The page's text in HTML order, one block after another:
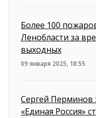
Более 100
Ленобласти за
выходных
09 января 2025, 18:55
Сергей Перминов
«Единая Россия»